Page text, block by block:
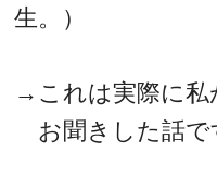
生。）
→これは実際に私
お聞きした話で